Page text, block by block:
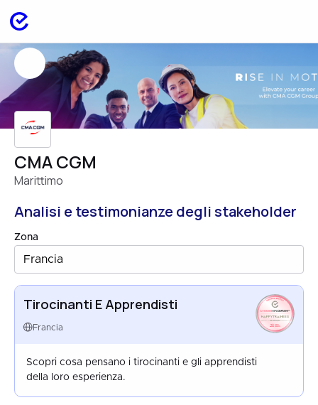
CMA CGM
Marittimo
Analisi e testimonianze degli stakeholder
Zona
Francia
Tirocinanti E Apprendisti
Francia
HAPPYTRAINEES
FRANCE
AUG 2025
Scopri cosa pensano i tirocinanti e gli apprendisti
della loro esperienza.